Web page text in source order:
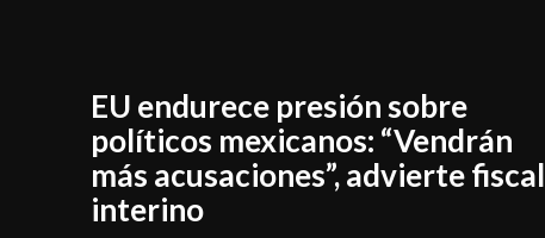
EU endurece presión sobre
políticos mexicanos: “Vendrán
más acusaciones”, advierte fiscal
interino